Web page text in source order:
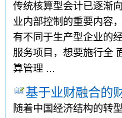
传统核算型会计已逐渐
业内部控制的重要内容
有不同于生产型企业的
服务项目，想要施行全
算管理 ...
基于业财融合的
随着中国经济结构的转